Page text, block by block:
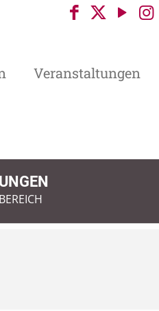
Veranstaltungen